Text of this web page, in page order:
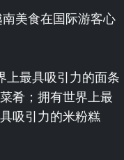
美食在国际游客心
上最具吸引力的面条
肴；拥有世界上最
吸引力的米粉糕